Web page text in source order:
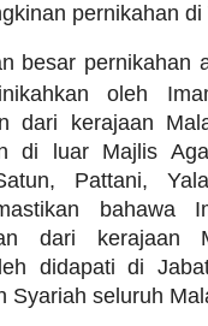
pernikahan
besar pernikahan
oleh
dari kerajaan
di luar Majlis
Pattani,
bahawa
dari kerajaan
didapati di
Syariah seluruh